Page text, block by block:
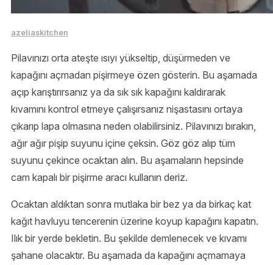
azeliaskitchen
Pilavınızı orta ateşte ısıyı yükseltip, düşürmeden ve
kapağını açmadan pişirmeye özen gösterin. Bu aşamada
açıp karıştırırsanız ya da sık sık kapağını kaldırarak
kıvamını kontrol etmeye çalışırsanız nişastasını ortaya
çıkarıp lapa olmasına neden olabilirsiniz. Pilavınızı bırakın,
ağır ağır pişip suyunu içine çeksin. Göz göz alıp tüm
suyunu çekince ocaktan alın. Bu aşamaların hepsinde
cam kapalı bir pişirme aracı kullanın deriz.
Ocaktan aldıktan sonra mutlaka bir bez ya da birkaç kat
kağıt havluyu tencerenin üzerine koyup kapağını kapatın.
Ilık bir yerde bekletin. Bu şekilde demlenecek ve kıvamı
şahane olacaktır. Bu aşamada da kapağını açmamaya